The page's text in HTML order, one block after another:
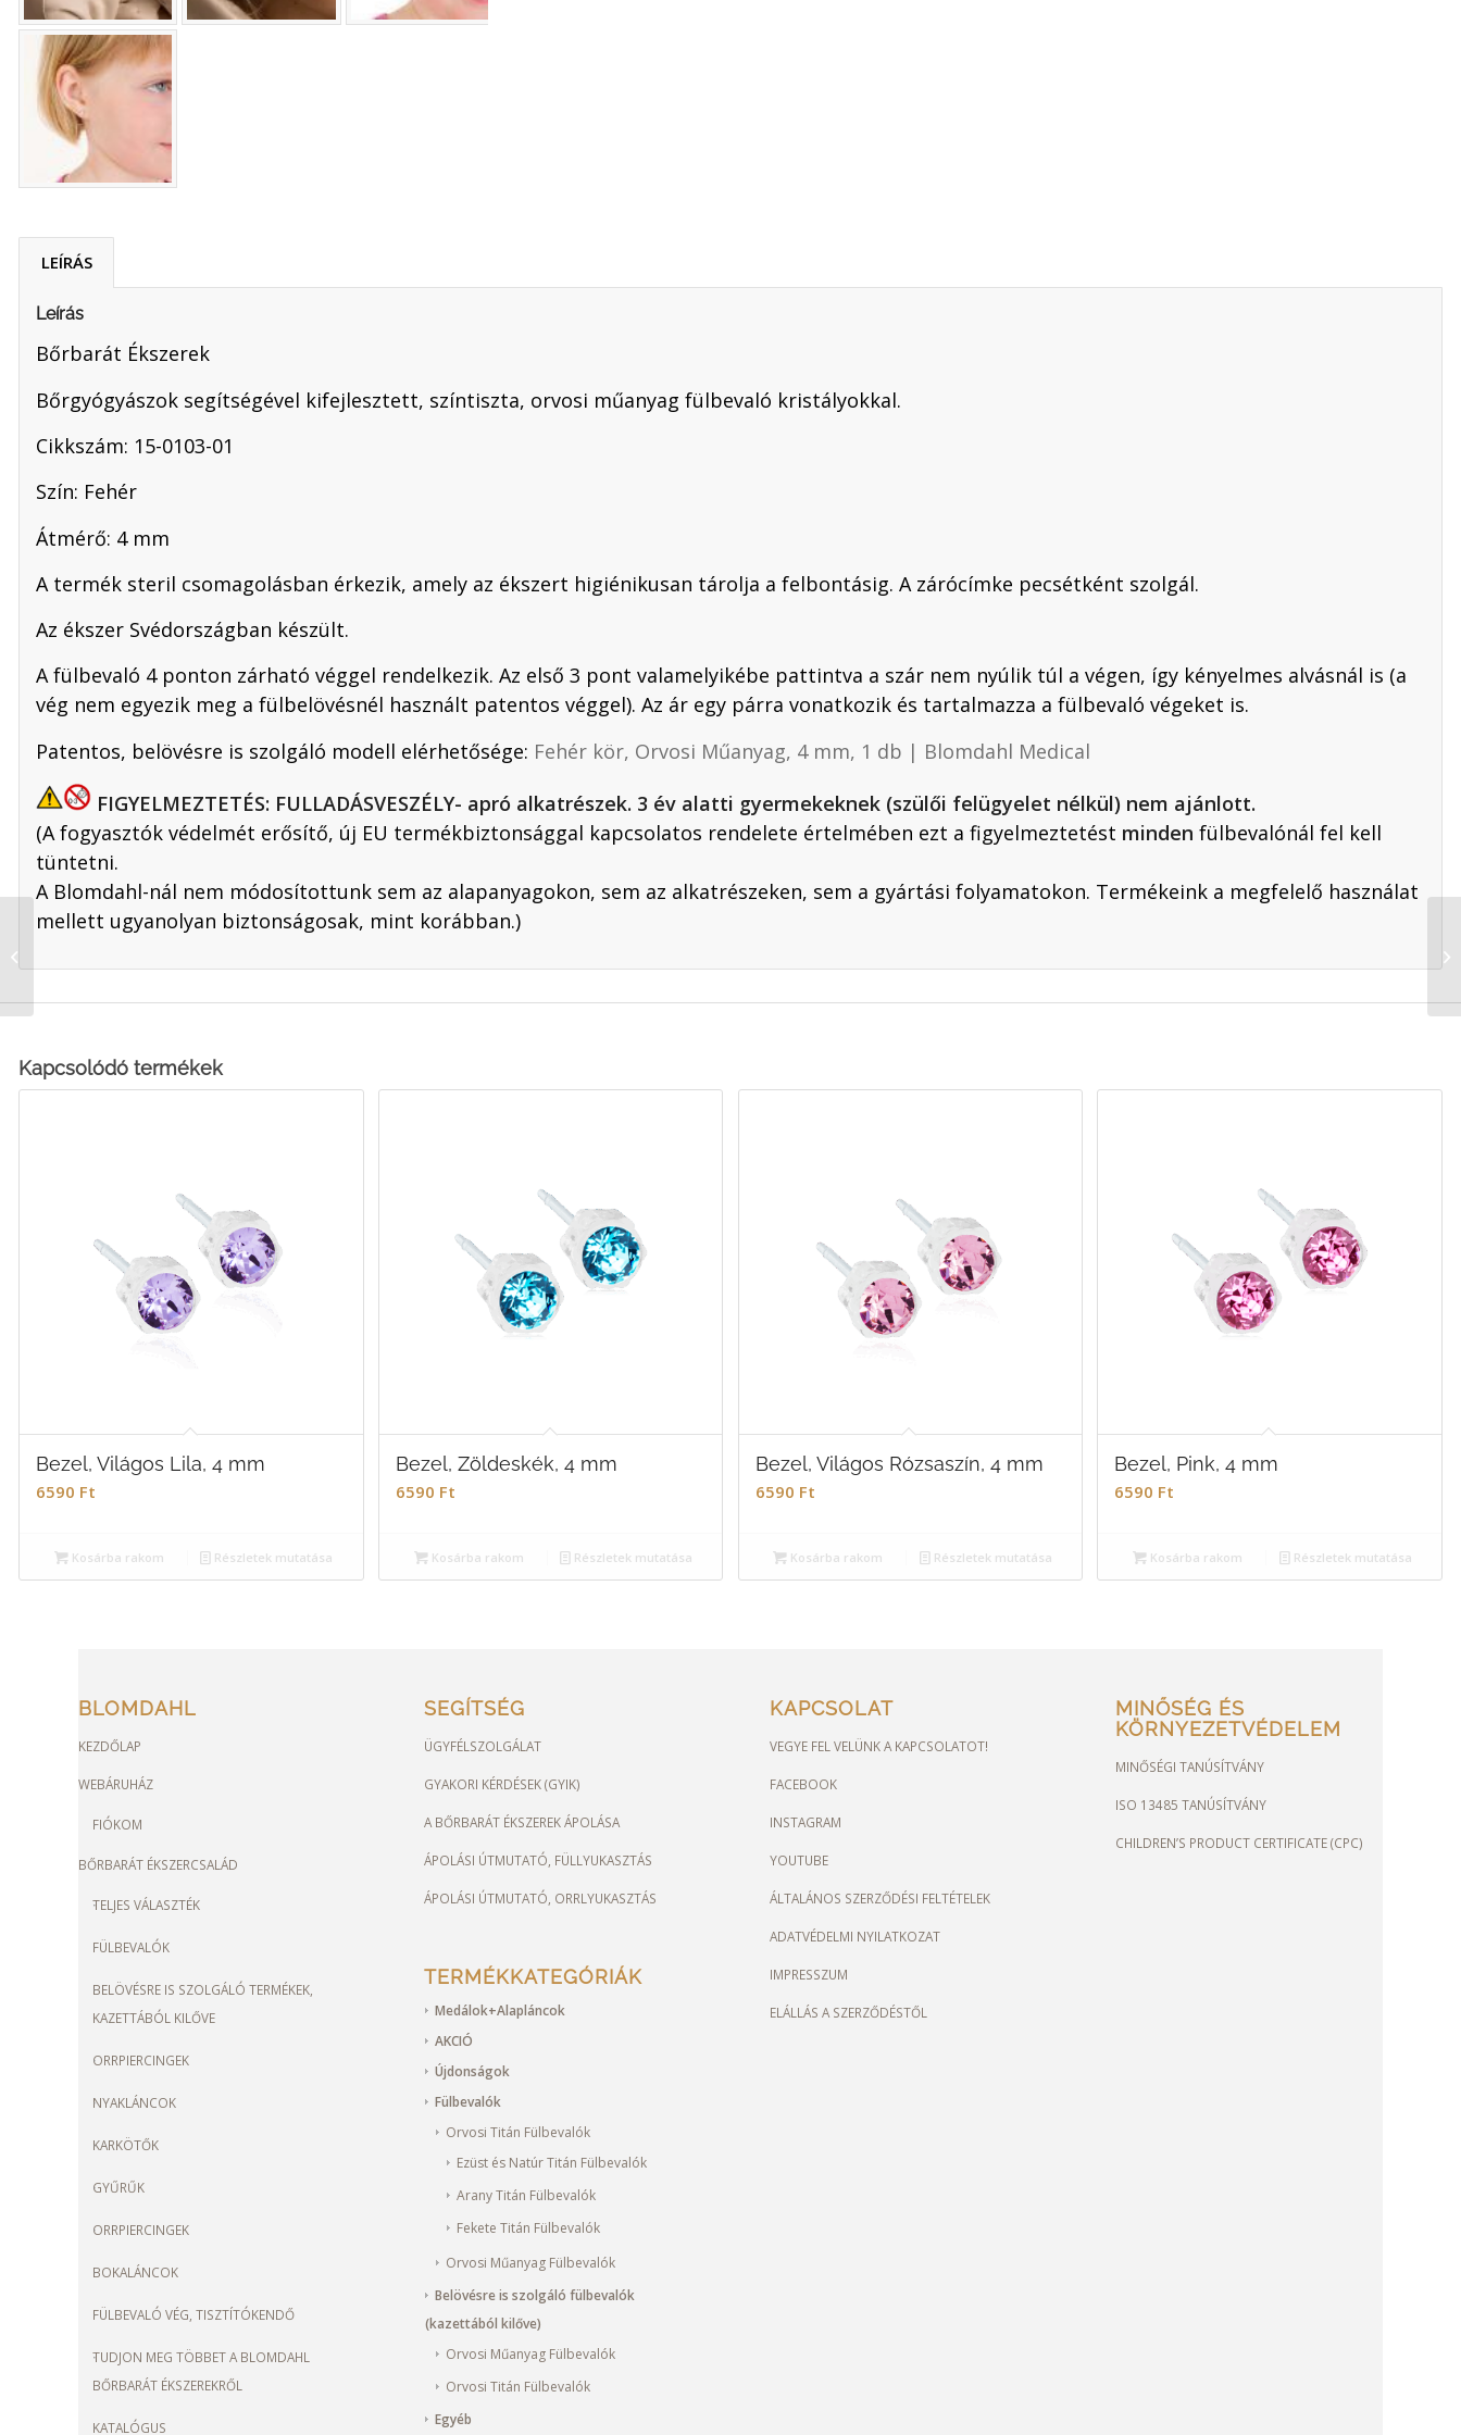
LEÍRÁS
Leírás
Bőrbarát Ékszerek
Bőrgyógyászok segítségével kifejlesztett, színtiszta, orvosi műanyag fülbevaló kristályokkal.
Cikkszám: 15-0103-01
Szín: Fehér
Átmérő: 4 mm
A termék steril csomagolásban érkezik, amely az ékszert higiénikusan tárolja a felbontásig. A zárócímke pecsétként szolgál.
Az ékszer Svédországban készült.
A fülbevaló 4 ponton zárható véggel rendelkezik. Az első 3 pont valamelyikébe pattintva a szár nem nyúlik túl a végen, így kényelmes alvásnál is (a
vég nem egyezik meg a fülbelövésnél használt patentos véggel). Az ár egy párra vonatkozik és tartalmazza a fülbevaló végeket is.
Patentos, belövésre is szolgáló modell elérhetősége: Fehér kör, Orvosi Műanyag, 4 mm, 1 db | Blomdahl Medical
FIGYELMEZTETÉS: FULLADÁSVESZÉLY- apró alkatrészek. 3 év alatti gyermekeknek (szülői felügyelet nélkül) nem ajánlott.
(A fogyasztók védelmét erősítő, új EU termékbiztonsággal kapcsolatos rendelete értelmében ezt a figyelmeztetést minden fülbevalónál fel kell
tüntetni.
A Blomdahl-nál nem módosítottunk sem az alapanyagokon, sem az alkatrészeken, sem a gyártási folyamatokon. Termékeink a megfelelő használat
mellett ugyanolyan biztonságosak, mint korábban.)
Kapcsolódó termékek
Bezel, Világos Lila, 4 mm
6590 Ft
Kosárba rakom Részletek mutatása
Bezel, Zöldeskék, 4 mm
6590 Ft
Kosárba rakom Részletek mutatása
Bezel, Világos Rózsaszín, 4 mm
6590 Ft
Kosárba rakom Részletek mutatása
Bezel, Pink, 4 mm
6590 Ft
Kosárba rakom Részletek mutatása
BLOMDAHL
KEZDŐLAP
WEBÁRUHÁZ
FIÓKOM
BŐRBARÁT ÉKSZERCSALÁD
TELJES VÁLASZTÉK
FÜLBEVALÓK
BELÖVÉSRE IS SZOLGÁLÓ TERMÉKEK,
KAZETTÁBÓL KILŐVE
ORRPIERCINGEK
NYAKLÁNCOK
KARKÖTŐK
GYŰRŰK
ORRPIERCINGEK
BOKALÁNCOK
FÜLBEVALÓ VÉG, TISZTÍTÓKENDŐ
TUDJON MEG TÖBBET A BLOMDAHL
BŐRBARÁT ÉKSZEREKRŐL
KATALÓGUS
SEGÍTSÉG
ÜGYFÉLSZOLGÁLAT
GYAKORI KÉRDÉSEK (GYIK)
A BŐRBARÁT ÉKSZEREK ÁPOLÁSA
ÁPOLÁSI ÚTMUTATÓ, FÜLLYUKASZTÁS
ÁPOLÁSI ÚTMUTATÓ, ORRLYUKASZTÁS
TERMÉKKATEGÓRIÁK
Medálok+Alapláncok
AKCIÓ
Újdonságok
Fülbevalók
Orvosi Titán Fülbevalók
Ezüst és Natúr Titán Fülbevalók
Arany Titán Fülbevalók
Fekete Titán Fülbevalók
Orvosi Műanyag Fülbevalók
Belövésre is szolgáló fülbevalók
(kazettából kilőve)
Orvosi Műanyag Fülbevalók
Orvosi Titán Fülbevalók
Egyéb
KAPCSOLAT
VEGYE FEL VELÜNK A KAPCSOLATOT!
FACEBOOK
INSTAGRAM
YOUTUBE
ÁLTALÁNOS SZERZŐDÉSI FELTÉTELEK
ADATVÉDELMI NYILATKOZAT
IMPRESSZUM
ELÁLLÁS A SZERZŐDÉSTŐL
MINŐSÉG ÉS
KÖRNYEZETVÉDELEM
MINŐSÉGI TANÚSÍTVÁNY
ISO 13485 TANÚSÍTVÁNY
CHILDREN’S PRODUCT CERTIFICATE (CPC)
Fehér